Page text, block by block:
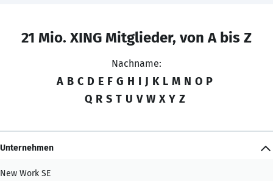
21 Mio. XING Mitglieder, von A bis Z
Nachname:
A B C D E F G H I J K L M N O P
Q R S T U V W X Y Z
Unternehmen
New Work SE